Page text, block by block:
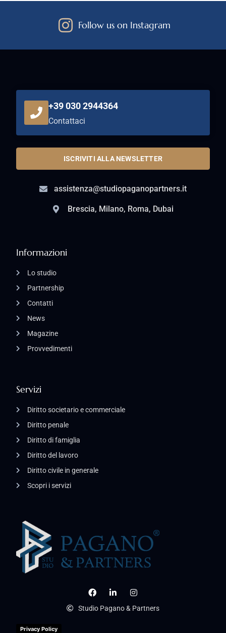
Follow us on Instagram
Studio Pagano & Partners
Privacy Policy
Servizi
Diritto societario e commerciale
Diritto penale
Diritto di famiglia
Diritto del lavoro
Diritto civile in generale
Scopri i servizi
Informazioni
Lo studio
Partnership
Contatti
News
Magazine
Provvedimenti
+39 030 2944364
Contattaci
ISCRIVITI ALLA NEWSLETTER
assistenza@studiopaganopartners.it
Brescia, Milano, Roma, Dubai